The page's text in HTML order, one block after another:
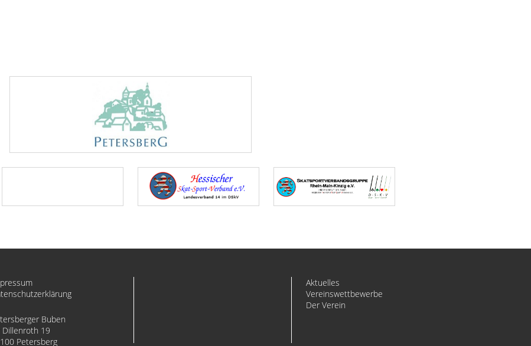
Buben
Dillenroth 19
Petersberg
Aktuelles
Vereinswettbewerbe
Der Verein